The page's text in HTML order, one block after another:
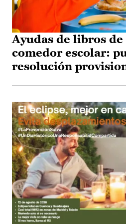
Ayudas de libros de
comedor escolar:
resolución